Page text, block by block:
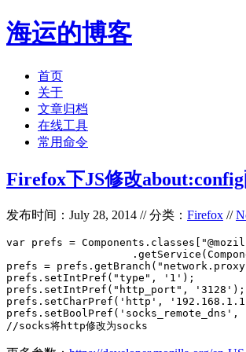
海运的博客
首页
关于
文章归档
在线工具
常用命令
Firefox下JS修改
发布时间：July 28, 2014 // 分类： Firefox //
var prefs =
prefs =
prefs.setIntPref("type", '1');
prefs.setIntPref("http_port", '3128');
prefs.setCharPref('http',
//socks将http修改为socks